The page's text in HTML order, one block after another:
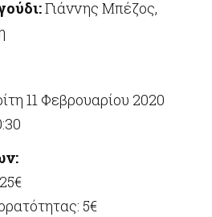
Γιάννης Μπέζος,
11 Φεβρουαρίου 2020
5€